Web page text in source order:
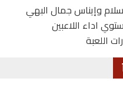
وإيناس جمال البهي
اداء اللاعبين
اللعبة